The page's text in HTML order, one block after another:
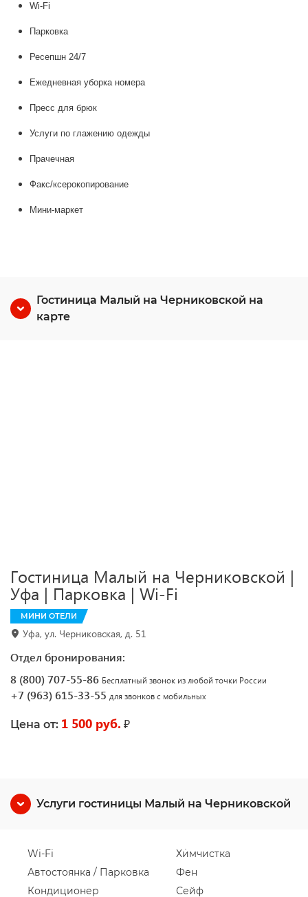
Wi-Fi
Парковка
Ресепшн 24/7
Ежедневная уборка номера
Пресс для брюк
Услуги по глажению одежды
Прачечная
Факс/ксерокопирование
Мини-маркет
Гостиница Малый на Черниковской на
карте
Гостиница Малый на Черниковской |
Уфа | Парковка | Wi-Fi
МИНИ ОТЕЛИ
Уфа, ул. Черниковская, д. 51
Отдел бронирования:
8 (800) 707-55-86 Бесплатный звонок из любой точки России
+7 (963) 615-33-55 для звонков с мобильных
Цена от: 1 500 руб. ₽
Услуги гостиницы Малый на Черниковской
Wi-Fi
Автостоянка / Парковка
Кондиционер
Химчистка
Фен
Сейф